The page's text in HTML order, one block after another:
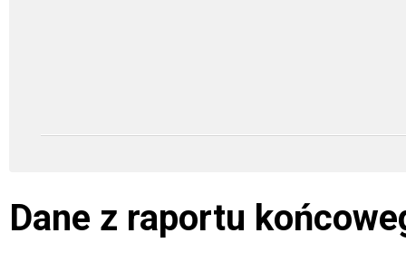
Dane z raportu